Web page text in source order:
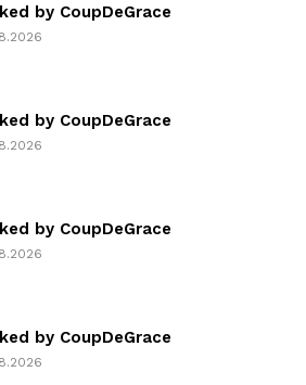
by CoupDeGrace
by CoupDeGrace
by CoupDeGrace
by CoupDeGrace